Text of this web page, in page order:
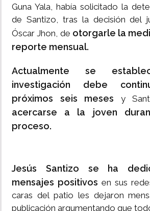
Guna Yala, había solicitado la
de Santizo, tras la decisión del
Óscar Jhon, de otorgarle la
reporte mensual.
Actualmente se
investigación debe
próximos seis meses y
acercarse a la joven
proceso.
Jesús Santizo se ha
mensajes positivos en sus
caras del patio les dejaron
publicación argumentando que